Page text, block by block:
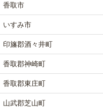
香取市
いすみ市
印旛郡酒々井町
香取郡神崎町
香取郡東庄町
山武郡芝山町